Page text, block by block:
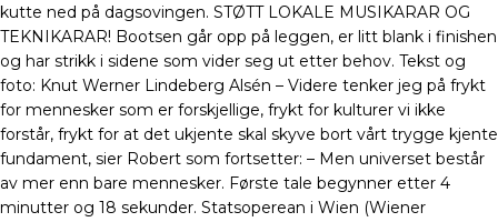
kutte ned på dagsovingen. STØTT LOKALE MUSIKARAR OG
TEKNIKARAR! Bootsen går opp på leggen, er litt blank i finishen
og har strikk i sidene som vider seg ut etter behov. Tekst og
foto: Knut Werner Lindeberg Alsén – Videre tenker jeg på frykt
for mennesker som er forskjellige, frykt for kulturer vi ikke
forstår, frykt for at det ukjente skal skyve bort vårt trygge kjente
fundament, sier Robert som fortsetter: – Men universet består
av mer enn bare mennesker. Første tale begynner etter 4
minutter og 18 sekunder. Statsoperean i Wien (Wiener